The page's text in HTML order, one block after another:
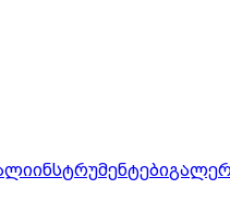
ინსტრუმენტები